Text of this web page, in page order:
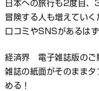
日本への旅行も2度目、
冒険する人も増えてい
口コミやSNSがあるはず
経済界 電子雑誌版のご
雑誌の紙面がそのまま
める！